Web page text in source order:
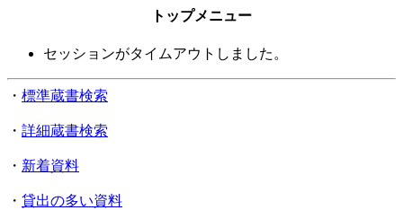
トップメニュー
セッションがタイムアウトしました。
・ 標準蔵書検索
・ 詳細蔵書検索
・ 新着資料
・ 貸出の多い資料